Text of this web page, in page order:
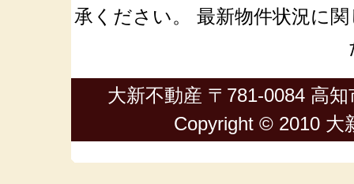
承ください。 最新物件状況に
大新不動産 〒781-0084 高
Copyright © 2010 大